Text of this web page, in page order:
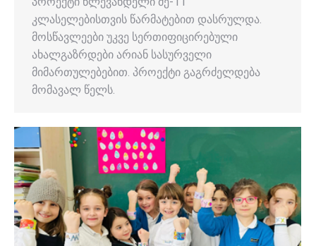
კლასელებისთვის წარმატებით დასრულდა.
მოსწავლეები უკვე სერთიფიცირებული
ახალგაზრდები არიან სასურველი
მიმართულებებით. პროექტი გაგრძელდება
მომავალ წელს.